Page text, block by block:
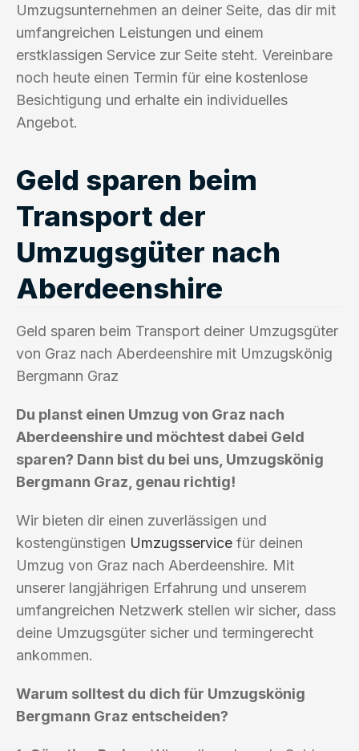
Umzugsunternehmen an deiner Seite, das dir mit
umfangreichen Leistungen und einem
erstklassigen Service zur Seite steht. Vereinbare
noch heute einen Termin für eine kostenlose
Besichtigung und erhalte ein individuelles
Angebot.
Geld sparen beim
Transport der
Umzugsgüter nach
Aberdeenshire
Geld sparen beim Transport deiner Umzugsgüter
von Graz nach Aberdeenshire mit Umzugskönig
Bergmann Graz
Du planst einen Umzug von Graz nach
Aberdeenshire und möchtest dabei Geld
sparen? Dann bist du bei uns, Umzugskönig
Bergmann Graz, genau richtig!
Wir bieten dir einen zuverlässigen und
kostengünstigen Umzugsservice für deinen
Umzug von Graz nach Aberdeenshire. Mit
unserer langjährigen Erfahrung und unserem
umfangreichen Netzwerk stellen wir sicher, dass
deine Umzugsgüter sicher und termingerecht
ankommen.
Warum solltest du dich für Umzugskönig
Bergmann Graz entscheiden?